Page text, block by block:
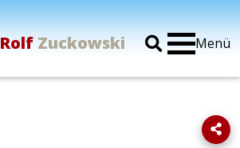
Rolf Zuckowski Menü